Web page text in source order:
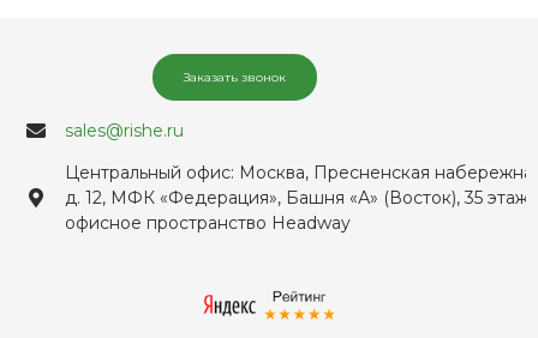
Заказать звонок
sales@rishe.ru
Центральный офис: Москва, Пресненская
д. 12, МФК «Федерация», Башня «А» (Восток), 35 этаж,
офисное пространство Headway